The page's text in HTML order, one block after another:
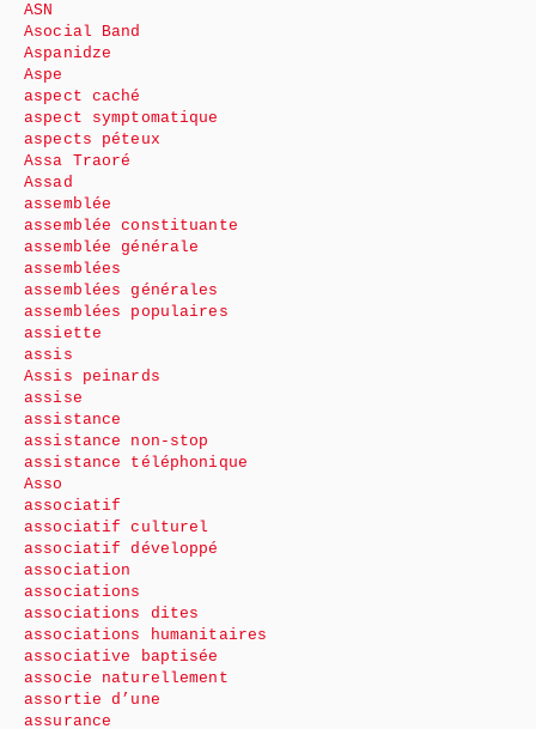
ASN
Asocial Band
Aspanidze
Aspe
aspect caché
aspect symptomatique
aspects péteux
Assa Traoré
Assad
assemblée
assemblée constituante
assemblée générale
assemblées
assemblées générales
assemblées populaires
assiette
assis
Assis peinards
assise
assistance
assistance non-stop
assistance téléphonique
Asso
associatif
associatif culturel
associatif développé
association
associations
associations dites
associations humanitaires
associative baptisée
associe naturellement
assortie d’une
assurance